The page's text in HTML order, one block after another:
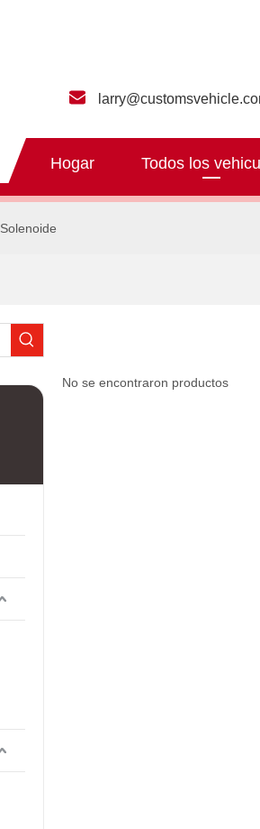
Hogar Todos los
Solenoide
No se encontraron productos